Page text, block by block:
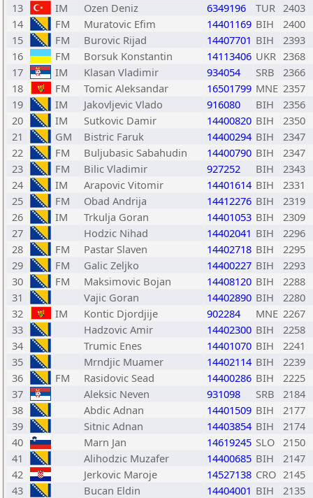
13
IM Ozen Deniz 6349196 TUR 2403
14
FM Muratovic Efim 14401169 BIH
2400
15
FM Burovic Rijad 14407701 BIH
2393
16
FM Borsuk Konstantin 14113406 UKR 2368
17
IM Klasan Vladimir 934054 SRB
2366
18
FM Tomic Aleksandar 16501799 MNE 2357
19
IM Jakovljevic Vlado 916080 BIH
2356
20
IM Sutkovic Damir 14400820 BIH
2350
21
GM Bistric Faruk 14400294 BIH
2347
22
FM Buljubasic Sabahudin 14400790 BIH
2347
23
FM Bilic Vladimir 927252 BIH
2343
24
IM Arapovic Vitomir 14401614 BIH
2331
25
FM Obad Andrija 14412276 BIH
2319
26
IM Trkulja Goran 14401053 BIH
2309
27
Hodzic Nihad 14402041 BIH
2296
28
FM Pastar Slaven 14402718 BIH
2295
29
FM Galic Zeljko 14400227 BIH
2293
30
FM Maksimovic Bojan 14408120 BIH
2288
31
Vajic Goran 14402890 BIH
2280
32
IM Kontic Djordjije 902284 MNE 2267
33
Hadzovic Amir 14402300 BIH
2258
34
Trumic Enes 14401070 BIH
2241
35
Mrndjic Muamer 14402114 BIH
2239
36
FM Rasidovic Sead 14400286 BIH
2225
37
Aleksic Neven 931098 SRB
2184
38
Abdic Adnan 14401509 BIH
2177
39
Sitnic Adnan 14403854 BIH
2174
40
Marn Jan 14619245 SLO 2150
41
Alihodzic Muzafer 14400685 BIH
2147
42
Jerkovic Maroje 14527138 CRO 2145
43
Bucan Eldin 14404001 BIH
2135